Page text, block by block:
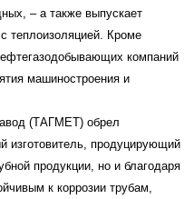
– а также выпускает
теплоизоляцией. Кроме
компаний
машиностроения и
(ТАГМЕТ) обрел
изготовитель, продуцирующий
продукции, но и благодаря
к коррозии трубам,